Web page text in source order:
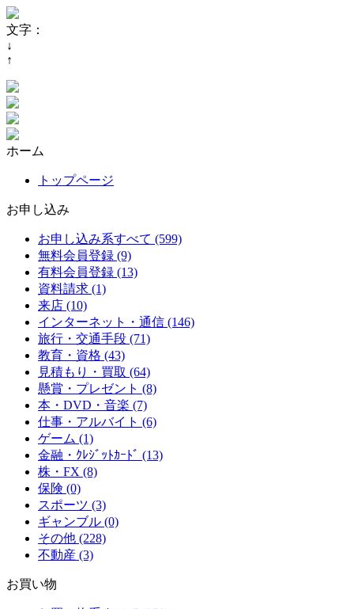
文字：
↓
↑
ホーム
トップページ
お申し込み
お申し込み系すべて (599)
無料会員登録 (9)
有料会員登録 (13)
資料請求 (1)
来店 (10)
インターネット・通信 (146)
旅行・交通手段 (71)
教育・資格 (43)
見積もり・買取 (64)
懸賞・プレゼント (8)
本・DVD・音楽 (7)
仕事・アルバイト (6)
ゲーム (1)
金融・ｸﾚｼﾞｯﾄｶｰﾄﾞ (13)
株・FX (8)
保険 (0)
スポーツ (3)
ギャンブル (0)
その他 (228)
不動産 (3)
お買い物